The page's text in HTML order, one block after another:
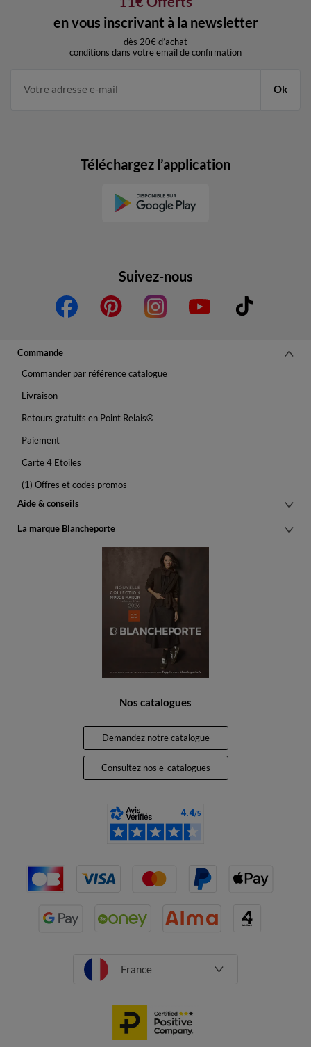
en vous inscrivant à la newsletter
dès 20€ d’achat
conditions dans votre email de confirmation
Ok
Suivez-nous
Téléchargez l’application
Nos catalogues
Demandez notre catalogue
Consultez nos e-catalogues
Commande
Commander par référence catalogue
Livraison
Retours gratuits en Point Relais®
Paiement
Carte 4 Etoiles
(1) Offres et codes promos
Aide & conseils
La marque Blancheporte
France